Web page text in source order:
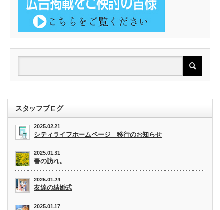
スタッフブログ
2025.02.21
シティライフホームページ 移行のお知らせ
2025.01.31
春の訪れ。
2025.01.24
友達の結婚式
2025.01.17